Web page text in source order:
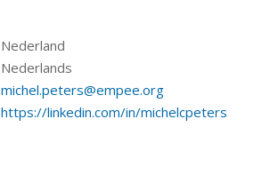
Nederland
Nederlands
michel.peters@empee.org
https://linkedin.com/in/michelcpeters